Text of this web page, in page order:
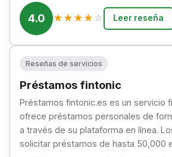
4.0 ★ ★ ★ ★ ☆ Leer reseña
Reseñas de servicios
Préstamos fintonic
Préstamos fintonic.es es un servicio
ofrece préstamos personales de
a través de su plataforma en línea.
solicitar préstamos de hasta 50,000